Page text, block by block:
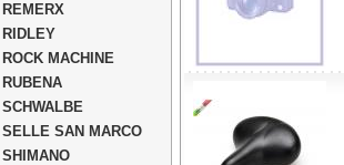
REMERX
RIDLEY
ROCK MACHINE
RUBENA
SCHWALBE
SELLE SAN MARCO
SHIMANO